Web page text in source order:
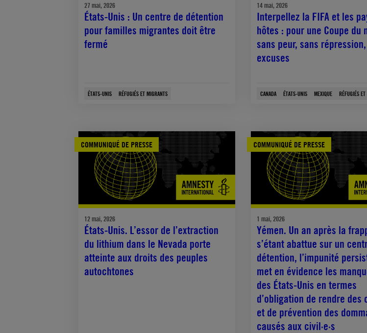
27 mai, 2026
États-Unis : Un centre de détention
pour familles migrantes doit être
fermé
ÉTATS-UNIS RÉFUGIÉS ET MIGRANTS
14 mai, 2026
Interpellez la FIFA et les
hôtes : pour une Coupe du
sans peur, sans
excuses
CANADA ÉTATS-UNIS MEXIQUE RÉFUGIÉS
COMMUNIQUÉ DE PRESSE
12 mai, 2026
États-Unis. L’essor de l’extraction
du lithium dans le Nevada porte
atteinte aux droits des peuples
autochtones
COMMUNIQUÉ DE PRESSE
1 mai, 2026
Yémen. Un an après la
s’étant abattue sur un
détention, l’impunité
met en évidence les
des États-Unis en termes
d’obligation de rendre des
et de prévention des
causés aux civil·e·s